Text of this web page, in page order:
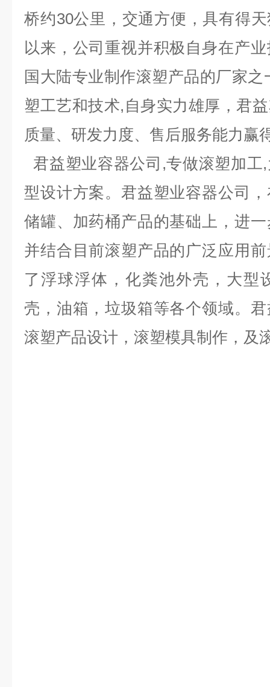
桥约30公里，交通方便，具有得
以来，公司重视并积极自身在产
国大陆专业制作滚塑产品的厂家
塑工艺和技术,自身实力雄厚，君
质量、研发力度、售后服务能力赢
君益塑业容器公司,专做滚塑加工
型设计方案。君益塑业容器公司
储罐、加药桶产品的基础上，进
并结合目前滚塑产品的广泛应用
了浮球浮体，化粪池外壳，大型
壳，油箱，垃圾箱等各个领域。
滚塑产品设计，滚塑模具制作，及